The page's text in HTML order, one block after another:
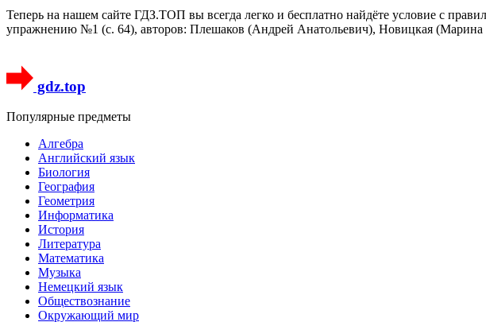
Теперь на нашем сайте ГДЗ.ТОП вы всегда легко и бесплатно найдёте условие с
упражнению №1 (с. 64), авторов: Плешаков (Андрей Анатольевич), Новицкая
gdz.top
Популярные предметы
Алгебра
Английский язык
Биология
География
Геометрия
Информатика
История
Литература
Математика
Музыка
Немецкий язык
Обществознание
Окружающий мир